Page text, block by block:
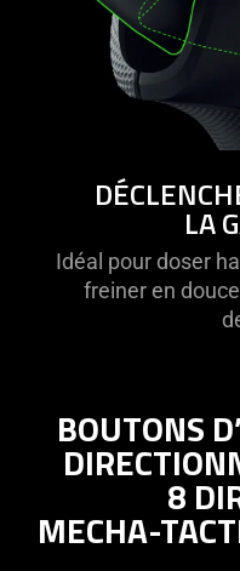
LA
Idéal pour doser
freiner en
BOUTONS
8
MECHA-